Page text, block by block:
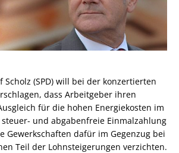
Scholz (SPD) will bei der konzertierten
dass Arbeitgeber ihren
für die hohen Energiekosten im
steuer- und abgabenfreie Einmalzahlung
Gewerkschaften dafür im Gegenzug bei
Teil der Lohnsteigerungen verzichten.